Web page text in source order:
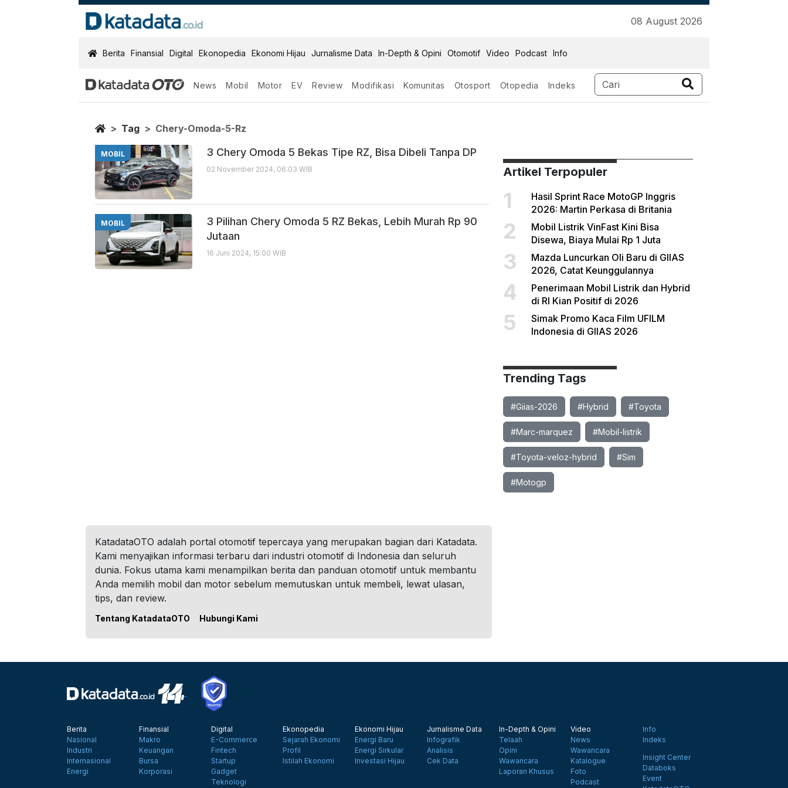
08 August 2026
KatadataOTO
Berita Finansial Digital Ekonopedia Ekonomi Hijau Jurnalisme Data In-Depth & Opini Otomotif Video Podcast Info
News Mobil Motor EV Review Modifikasi Komunitas Otosport Otopedia Indeks
Chery Omoda 5 Rz
Berita Terbaru
Home
Tag Chery-Omoda-5-Rz
MOBIL 3 Chery Omoda 5 Bekas Tipe RZ, Bisa Dibeli Tanpa DP
02 November 2024, 06:03 WIB
MOBIL
3 Pilihan Chery Omoda 5 RZ Bekas, Lebih Murah Rp 90
Jutaan
16 Juni 2024, 15:00 WIB
Artikel Terpopuler
1
Hasil Sprint Race MotoGP Inggris
2026: Martin Perkasa di Britania
2
Mobil Listrik VinFast Kini Bisa
Disewa, Biaya Mulai Rp 1 Juta
3
Mazda Luncurkan Oli Baru di GIIAS
2026, Catat Keunggulannya
4
Penerimaan Mobil Listrik dan Hybrid
di RI Kian Positif di 2026
5
Simak Promo Kaca Film UFILM
Indonesia di GIIAS 2026
Trending Tags
#Giias-2026 #Hybrid #Toyota
#Marc-marquez #Mobil-listrik
#Toyota-veloz-hybrid #Sim
#Motogp
KatadataOTO adalah portal otomotif tepercaya yang merupakan bagian dari Katadata.
Kami menyajikan informasi terbaru dari industri otomotif di Indonesia dan seluruh
dunia. Fokus utama kami menampilkan berita dan panduan otomotif untuk membantu
Anda memilih mobil dan motor sebelum memutuskan untuk membeli, lewat ulasan,
tips, dan review.
Tentang KatadataOTO Hubungi Kami
Berita
Nasional
Industri
Internasional
Energi
Finansial
Makro
Keuangan
Bursa
Korporasi
Digital
E-Commerce
Fintech
Startup
Gadget
Teknologi
Ekonopedia
Sejarah Ekonomi
Profil
Istilah Ekonomi
Ekonomi Hijau
Energi Baru
Energi Sirkular
Investasi Hijau
Jurnalisme Data
Infografik
Analisis
Cek Data
In-Depth & Opini
Telaah
Opini
Wawancara
Laporan Khusus
Video
News
Wawancara
Katalogue
Foto
Podcast
Info
Indeks
Insight Center
Databoks
Event